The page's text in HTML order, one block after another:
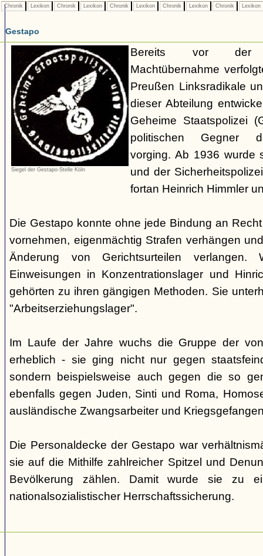
Chronik Lexikon Chronik Lexikon Chronik Lexikon Chronik Lexikon Chronik Lexikon
Gestapo
Siegel der Gestapo-Stelle Köln
Bereits vor der
Machtübernahme
Preußen Linksradikale
dieser Abteilung
Geheime Staatspolizei
politischen Gegner
vorging. Ab 1936 wurde
und der
fortan Heinrich Himmler
Die Gestapo konnte ohne jede Bindung an
vornehmen, eigenmächtig Strafen verhängen
Änderung von Gerichtsurteilen verlangen.
Einweisungen in Konzentrationslager und
gehörten zu ihren gängigen Methoden. Sie
"Arbeitserziehungslager".
Im Laufe der Jahre wuchs die Gruppe der
erheblich - sie ging nicht nur gegen
sondern beispielsweise auch gegen die so
ebenfalls gegen Juden, Sinti und Roma,
ausländische Zwangsarbeiter und
Die Personaldecke der Gestapo war
sie auf die Mithilfe zahlreicher Spitzel und
Bevölkerung zählen. Damit wurde sie zu
nationalsozialistischer Herrschaftssicherung.